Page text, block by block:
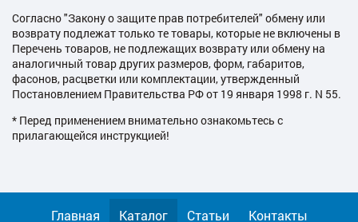
Согласно "Закону о защите прав потребителей" обмену или
возврату подлежат только те товары, которые не включены в
Перечень товаров, не подлежащих возврату или обмену на
аналогичный товар других размеров, форм, габаритов,
фасонов, расцветки или комплектации, утвержденный
Постановлением Правительства РФ от 19 января 1998 г. N 55.
* Перед применением внимательно ознакомьтесь с
прилагающейся инструкцией!
Главная Каталог Статьи Контакты